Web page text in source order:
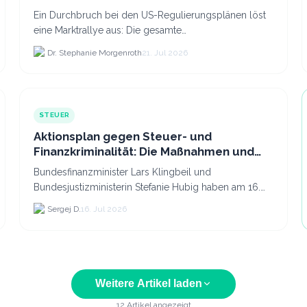
Ein Durchbruch bei den US-Regulierungsplänen löst
eine Marktrallye aus: Die gesamte
Kryptokapitalisierung stieg am 21.
Dr. Stephanie Morgenroth21. Jul 2026
STEUER
Aktionsplan gegen Steuer- und
Finanzkriminalität: Die Maßnahmen und
was sie für Krypto bedeuten
Bundesfinanzminister Lars Klingbeil und
Bundesjustizministerin Stefanie Hubig haben am 16.
Juli 2026 einen gemeinsamen Aktionsplan gegen
Steuer- und Finanzkrimi...
Sergej D.16. Jul 2026
Weitere Artikel laden